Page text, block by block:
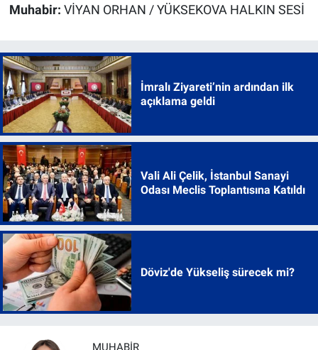
Muhabir: VİYAN ORHAN / YÜKSEKOVA HALKIN SESİ
İmralı Ziyareti’nin ardından ilk
açıklama geldi
Vali Ali Çelik, İstanbul Sanayi
Odası Meclis Toplantısına Katıldı
Döviz'de Yükseliş sürecek mi?